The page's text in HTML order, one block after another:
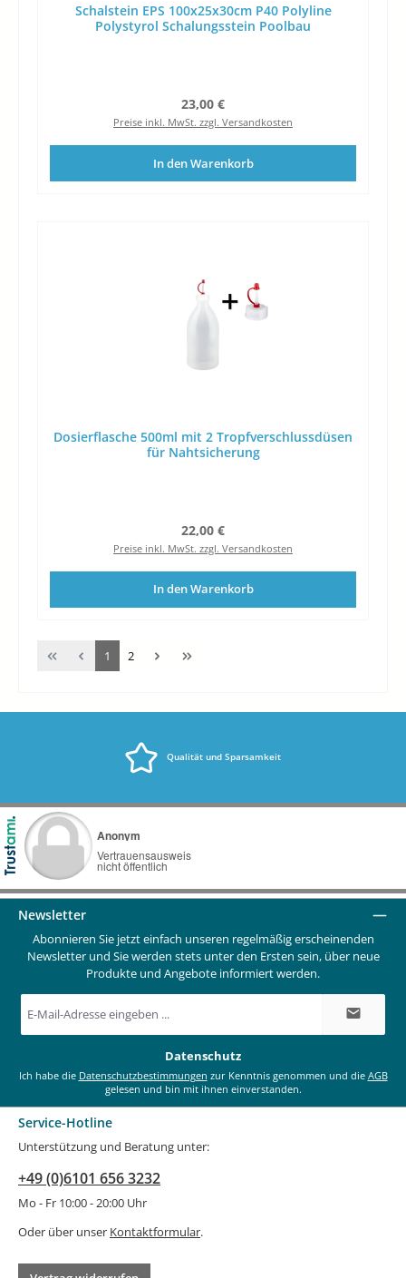
Schalstein EPS 100x25x30cm P40 Polyline
Polystyrol Schalungsstein Poolbau
Regulärer Preis:
23,00 €
Preise inkl. MwSt. zzgl. Versandkosten
In den Warenkorb
Dosierflasche 500ml mit 2 Tropfverschlussdüsen
für Nahtsicherung
Regulärer Preis:
22,00 €
Preise inkl. MwSt. zzgl. Versandkosten
In den Warenkorb
Seite
1 Seite
2
Qualität und Sparsamkeit
Newsletter
Abonnieren Sie jetzt einfach unseren regelmäßig erscheinenden
Newsletter und Sie werden stets unter den Ersten sein, über neue
Produkte und Angebote informiert werden.
Mail-
Datenschutz
Ich habe die Datenschutzbestimmungen zur Kenntnis genommen und die AGB
gelesen und bin mit ihnen einverstanden.
Service-Hotline
Unterstützung und Beratung unter:
+49 (0)6101 656 3232
Mo - Fr 10:00 - 20:00 Uhr
Oder über unser Kontaktformular.